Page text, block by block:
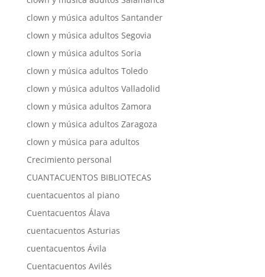
clown y música adultos Santander
clown y música adultos Segovia
clown y música adultos Soria
clown y música adultos Toledo
clown y música adultos Valladolid
clown y música adultos Zamora
clown y música adultos Zaragoza
clown y música para adultos
Crecimiento personal
CUANTACUENTOS BIBLIOTECAS
cuentacuentos al piano
Cuentacuentos Álava
cuentacuentos Asturias
cuentacuentos Ávila
Cuentacuentos Avilés